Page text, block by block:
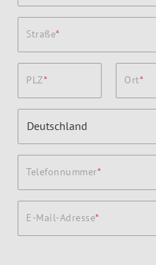
Straße
PLZ Ort
Telefonnummer
E-Mail-Adresse